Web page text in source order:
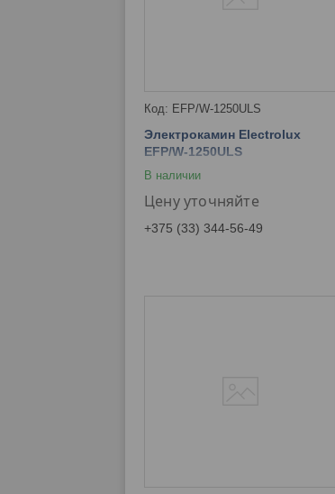
EFP/W-1250ULS
Электрокамин Electrolux
EFP/W-1250ULS
В наличии
Цену уточняйте
+375 (33) 344-56-49